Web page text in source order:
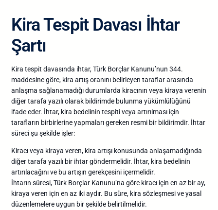
Kira Tespit Davası İhtar
Şartı
Kira tespit davasında ihtar, Türk Borçlar Kanunu’nun 344.
maddesine göre, kira artış oranını belirleyen taraflar arasında
anlaşma sağlanamadığı durumlarda kiracının veya kiraya verenin
diğer tarafa yazılı olarak bildirimde bulunma yükümlülüğünü
ifade eder. İhtar, kira bedelinin tespiti veya artırılması için
tarafların birbirlerine yapmaları gereken resmi bir bildirimdir. İhtar
süreci şu şekilde işler:
Kiracı veya kiraya veren, kira artışı konusunda anlaşamadığında
diğer tarafa yazılı bir ihtar göndermelidir. İhtar, kira bedelinin
artırılacağını ve bu artışın gerekçesini içermelidir.
İhtarın süresi, Türk Borçlar Kanunu’na göre kiracı için en az bir ay,
kiraya veren için en az iki aydır. Bu süre, kira sözleşmesi ve yasal
düzenlemelere uygun bir şekilde belirtilmelidir.